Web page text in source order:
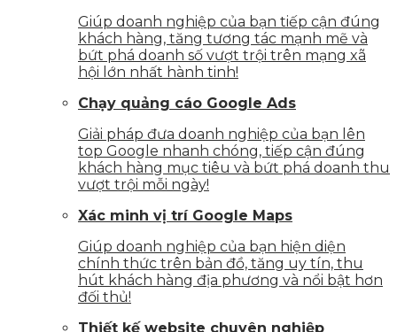
Giúp doanh nghiệp của bạn tiếp cận đúng
khách hàng, tăng tương tác mạnh mẽ và
bứt phá doanh số vượt trội trên mạng xã
hội lớn nhất hành tinh!
Chạy quảng cáo Google Ads
Giải pháp đưa doanh nghiệp của bạn lên
top Google nhanh chóng, tiếp cận đúng
khách hàng mục tiêu và bứt phá doanh thu
vượt trội mỗi ngày!
Xác minh vị trí Google Maps
Giúp doanh nghiệp của bạn hiện diện
chính thức trên bản đồ, tăng uy tín, thu
hút khách hàng địa phương và nổi bật hơn
đối thủ!
Thiết kế website chuyên nghiệp